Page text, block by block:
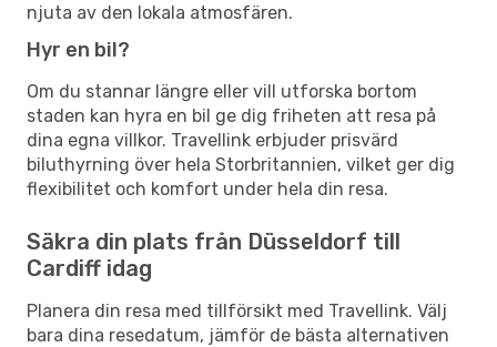
njuta av den lokala atmosfären.
Hyr en bil?
Om du stannar längre eller vill utforska bortom
staden kan hyra en bil ge dig friheten att resa på
dina egna villkor. Travellink erbjuder prisvärd
biluthyrning över hela Storbritannien, vilket ger dig
flexibilitet och komfort under hela din resa.
Säkra din plats från Düsseldorf till
Cardiff idag
Planera din resa med tillförsikt med Travellink. Välj
bara dina resedatum, jämför de bästa alternativen